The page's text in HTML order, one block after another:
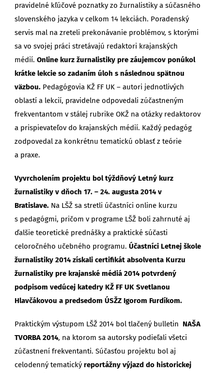
pravidelné kľúčové poznatky zo žurnalistiky a súčasného
slovenského jazyka v celkom 14 lekciách. Poradenský
servis mal na zreteli prekonávanie problémov, s ktorými
sa vo svojej práci stretávajú redaktori krajanských
médií. Online kurz žurnalistiky pre záujemcov ponúkol
krátke lekcie so zadaním úloh s následnou spätnou
väzbou. Pedagógovia KŽ FF UK – autori jednotlivých
oblastí a lekcií, pravidelne odpovedali zúčastneným
frekventantom v stálej rubrike OKŽ na otázky redaktorov
a prispievateľov do krajanských médií. Každý pedagóg
zodpovedal za konkrétnu tematickú oblasť z teórie
a praxe.
Vyvrcholením projektu bol týždňový Letný kurz
žurnalistiky v dňoch 17. – 24. augusta 2014 v
Bratislave. Na LŠŽ sa stretli účastníci online kurzu
s pedagógmi, pričom v programe LŠŽ boli zahrnuté aj
ďalšie teoretické prednášky a praktické súčasti
celoročného učebného programu. Účastníci Letnej škole
žurnalistiky 2014 získali certifikát absolventa Kurzu
žurnalistiky pre krajanské médiá 2014 potvrdený
podpisom vedúcej katedry KŽ FF UK Svetlanou
Hlavčákovou a predsedom ÚSŽZ Igorom Furdíkom.
Praktickým výstupom LŠŽ 2014 bol tlačený bulletin NAŠA
TVORBA 2014, na ktorom sa autorsky podieľali všetci
zúčastnení frekventanti. Súčasťou projektu bol aj
celodenný tematický reportážny výjazd do historickej